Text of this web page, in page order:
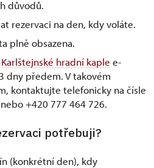
důvodů.
rezervaci na den, kdy voláte.
plně obsazena.
Karlštejnské hradní kaple e-
dny předem. V takovém
kontaktujte telefonicky na čísle
+420 777 464 726.
potřebuji?
(konkrétní den), kdy